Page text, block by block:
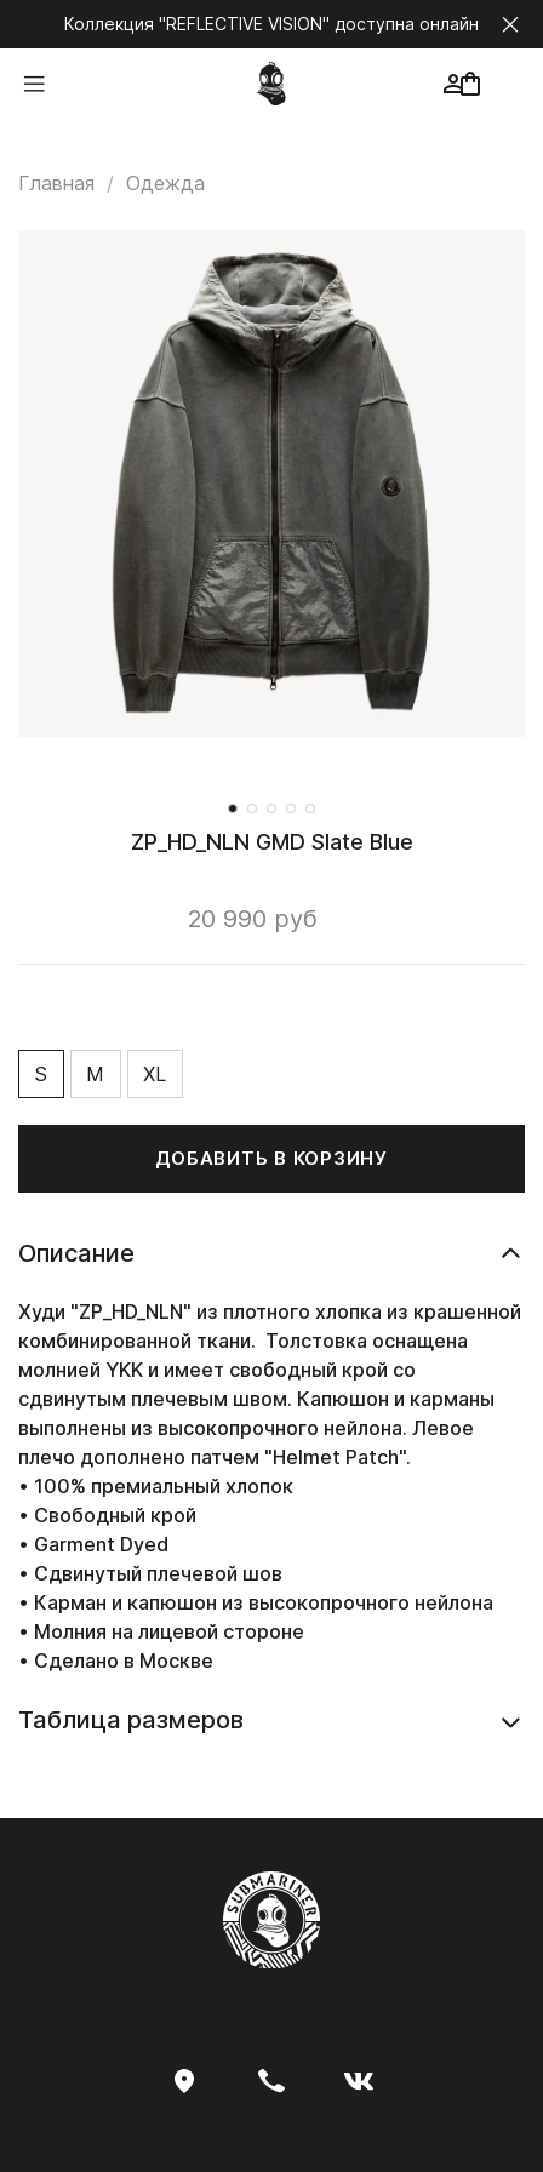
Коллекция "REFLECTIVE VISION" доступна онлайн
Главная Одежда
ZP_HD_NLN GMD Slate Blue
20 990 руб
S M XL
ДОБАВИТЬ В КОРЗИНУ
Описание
Худи "ZP_HD_NLN" из плотного хлопка из крашенной
комбинированной ткани. Толстовка оснащена
молнией YKK и имеет свободный крой со
сдвинутым плечевым швом. Капюшон и карманы
выполнены из высокопрочного нейлона. Левое
плечо дополнено патчем "Helmet Patch".
• 100% премиальный хлопок
• Свободный крой
• Garment Dyed
• Сдвинутый плечевой шов
• Карман и капюшон из высокопрочного нейлона
• Молния на лицевой стороне
• Сделано в Москве
Таблица размеров